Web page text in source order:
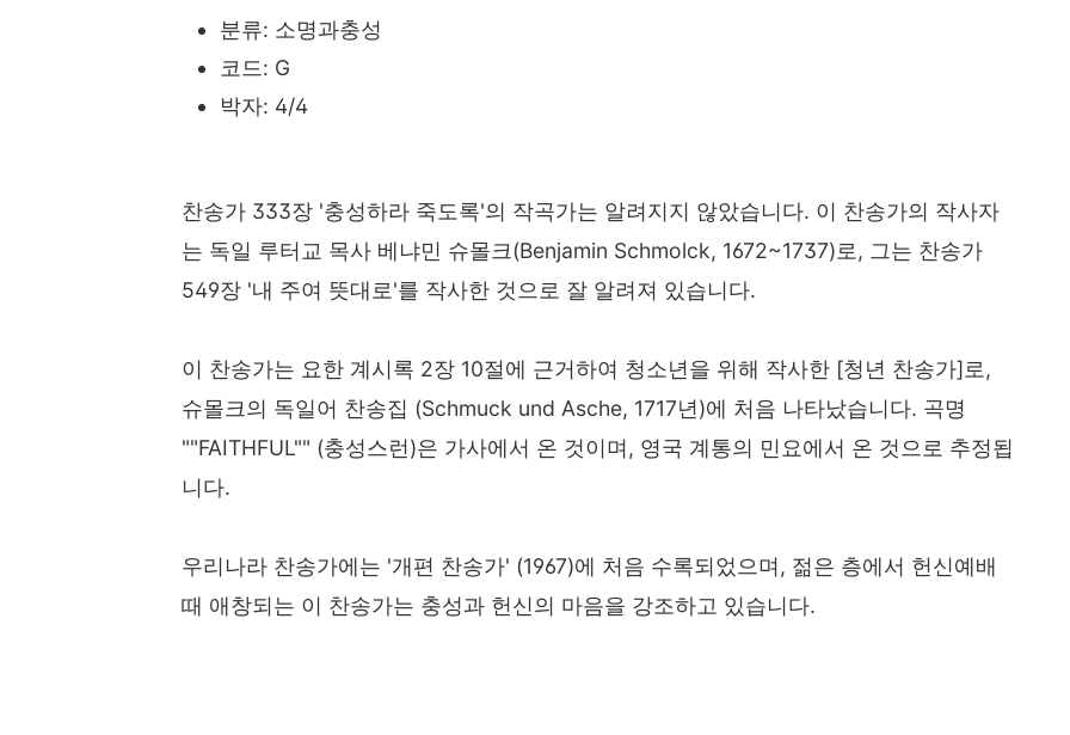
분류: 소명과충성
코드: G
박자: 4/4
찬송가 333장 '충성하라 죽도록'의 작곡가는 알려지지 않았습니다. 이 찬송가의 작사자
는 독일 루터교 목사 베냐민 슈몰크(Benjamin Schmolck, 1672~1737)로, 그는 찬송가
549장 '내 주여 뜻대로'를 작사한 것으로 잘 알려져 있습니다.
이 찬송가는 요한 계시록 2장 10절에 근거하여 청소년을 위해 작사한 [청년 찬송가]로,
슈몰크의 독일어 찬송집 (Schmuck und Asche, 1717년)에 처음 나타났습니다. 곡명
""FAITHFUL"" (충성스런)은 가사에서 온 것이며, 영국 계통의 민요에서 온 것으로 추정됩
니다.
우리나라 찬송가에는 '개편 찬송가' (1967)에 처음 수록되었으며, 젊은 층에서 헌신예배
때 애창되는 이 찬송가는 충성과 헌신의 마음을 강조하고 있습니다.